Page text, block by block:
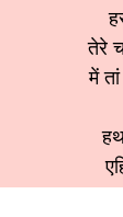
तेरे
में